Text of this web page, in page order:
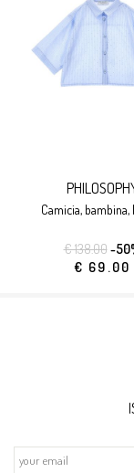
camicia, bambina,
€ 138.00-
€ 69.00